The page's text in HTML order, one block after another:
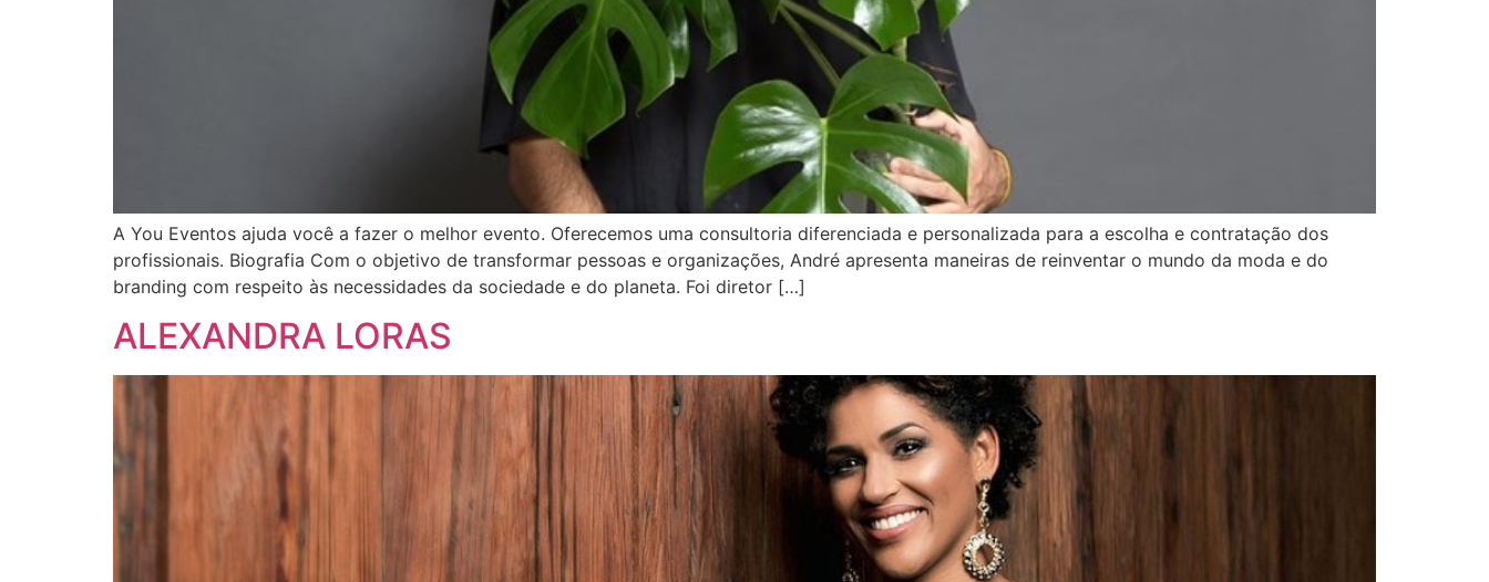
A You Eventos ajuda você a fazer o melhor evento. Oferecemos uma consultoria diferenciada e personalizada para a escolha e contratação dos
profissionais. Biografia Com o objetivo de transformar pessoas e organizações, André apresenta maneiras de reinventar o mundo da moda e do
branding com respeito às necessidades da sociedade e do planeta. Foi diretor […]
ALEXANDRA LORAS